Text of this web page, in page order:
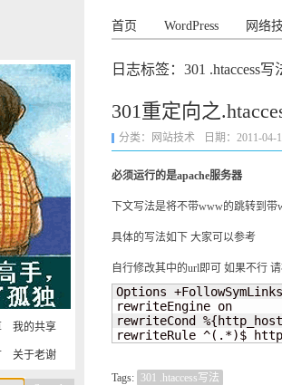
首页 WordPress 网络
日志标签：301 .htaccess写
301重定向之
分类： 网站技术 日期：2011-04-
必须运行的是apache服务器
下文写法是将不带www的跳转到
具体的写法如下 大家可以参考
自行修改其中的url即可 如果不行
Options +FollowSymLinks
rewriteEngine on
rewriteCond
rewriteRule ^(.*)$
Tags: 301 .htaccess写法
我的共享
关于老谢